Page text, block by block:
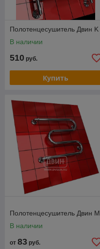
Полотенцесушитель Двин K
В наличии
510 руб.
Купить
Полотенцесушитель Двин M
В наличии
от 83 руб.